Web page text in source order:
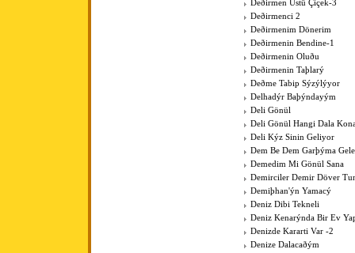
Deðirmen Üstü Çiçek-3
Deðirmenci 2
Deðirmenim Dönerim
Deðirmenin Bendine-1
Deðirmenin Oluðu
Deðirmenin Taþlarý
Deðme Tabip Sýzýlýyor
Delhadýr Baþýndayým
Deli Gönül
Deli Gönül Hangi Dala
Deli Kýz Sinin Geliyor
Dem Be Dem Garþýma
Demedim Mi Gönül Sana
Demirciler Demir Döver
Demiþhan'ýn Yamacý
Deniz Dibi Tekneli
Deniz Kenarýnda Bir Ev
Denizde Kararti Var -2
Denize Dalacaðým